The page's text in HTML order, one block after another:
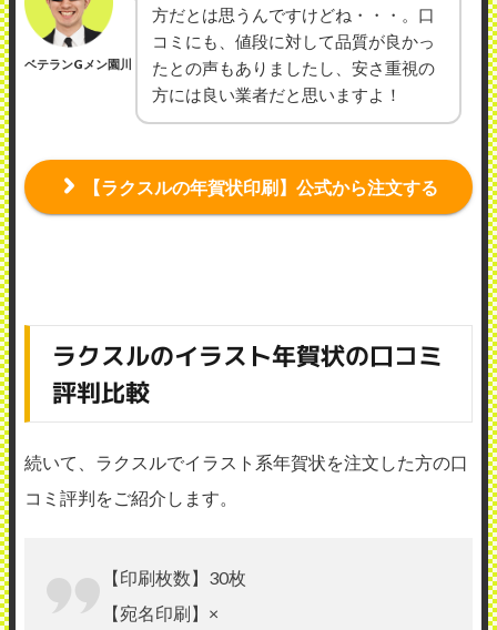
ベテランGメン園川
方だとは思うんですけどね・・・。口
コミにも、値段に対して品質が良かっ
たとの声もありましたし、安さ重視の
方には良い業者だと思いますよ！
【ラクスルの年賀状印刷】公式から注文する
ラクスルのイラスト年賀状の口コミ
評判比較
続いて、ラクスルでイラスト系年賀状を注文した方の口
コミ評判をご紹介します。
【印刷枚数】30枚
【宛名印刷】×